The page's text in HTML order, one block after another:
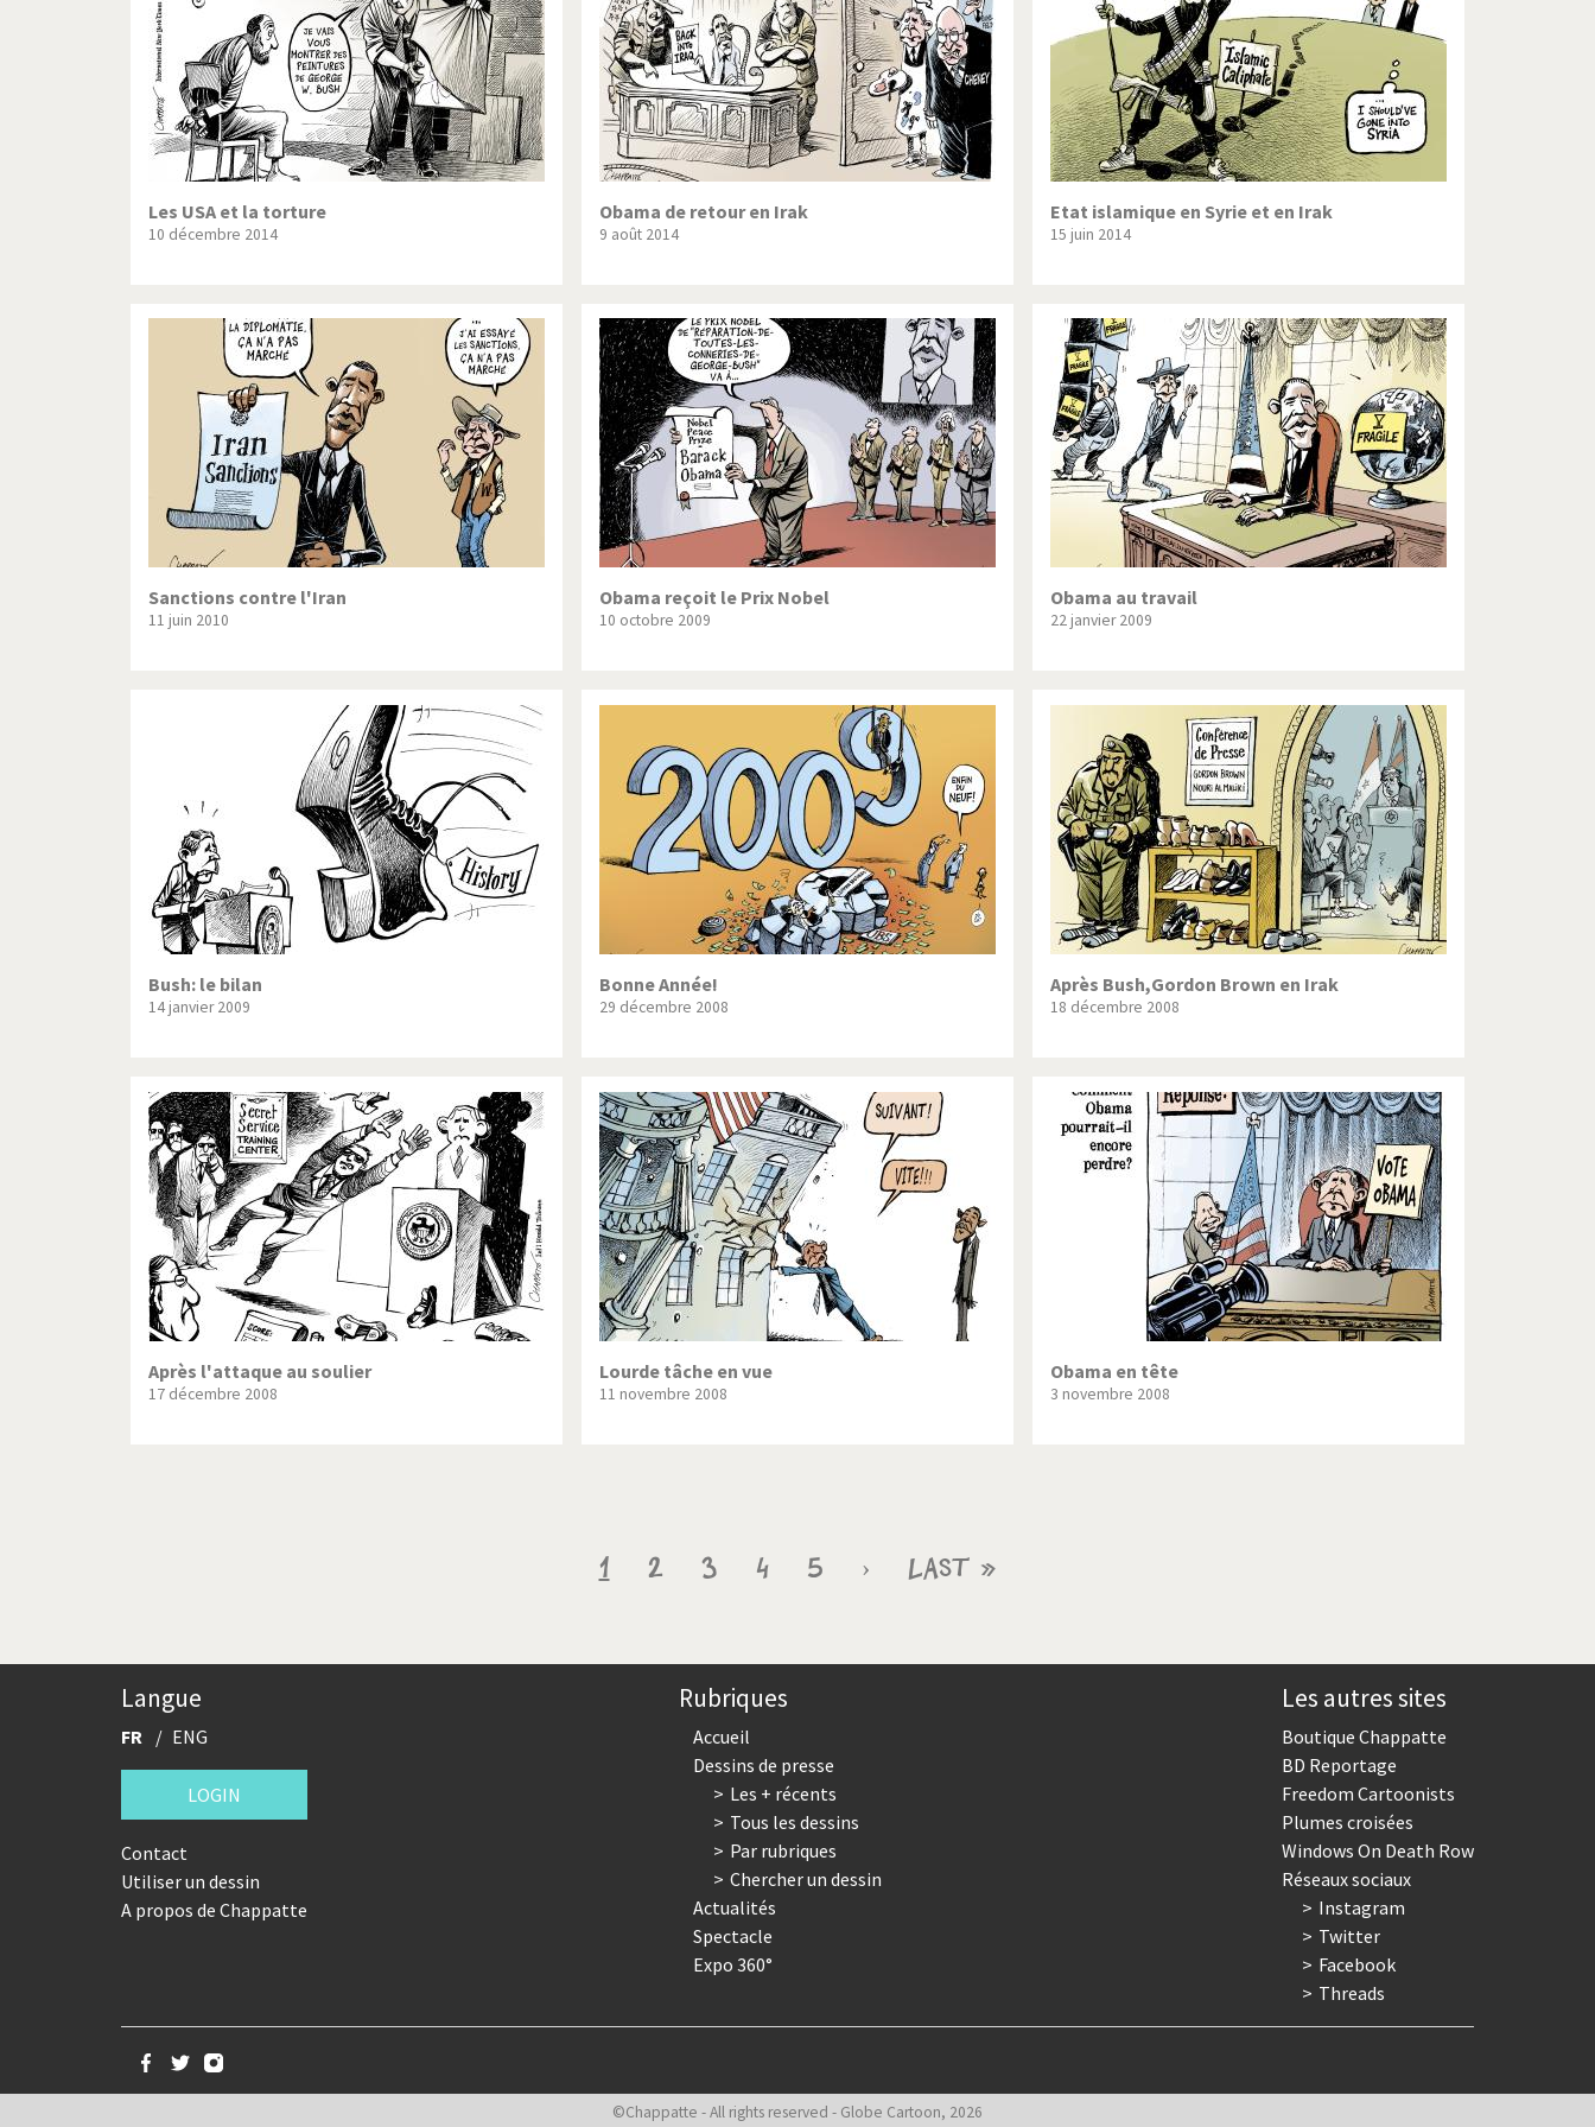
Les USA et la torture
10 décembre 2014
Obama de retour en Irak
9 août 2014
Etat islamique en Syrie et en Irak
15 juin 2014
Sanctions contre l'Iran
11 juin 2010
Obama reçoit le Prix Nobel
10 octobre 2009
Obama au travail
22 janvier 2009
Bush: le bilan
14 janvier 2009
Bonne Année!
29 décembre 2008
Après Bush,Gordon Brown en Irak
18 décembre 2008
Après l'attaque au soulier
17 décembre 2008
Lourde tâche en vue
11 novembre 2008
Obama en tête
3 novembre 2008
Page
1 Page
2 Page
3 Page
4 Page
5
Page
›
Dernière
Last »
Langue
FR ENG
LOGIN
Contact
Utiliser un dessin
A propos de Chappatte
Rubriques
Accueil
Dessins de presse
Les + récents
Tous les dessins
Par rubriques
Chercher un dessin
Actualités
Spectacle
Expo 360°
Les autres sites
Boutique Chappatte
BD Reportage
Freedom Cartoonists
Plumes croisées
Windows On Death Row
Réseaux sociaux
Instagram
Twitter
Facebook
Threads
©Chappatte - All rights reserved - Globe Cartoon, 2026